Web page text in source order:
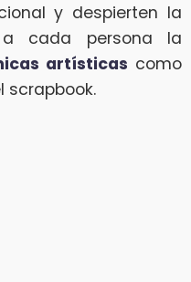
y despierten la
a cada persona la
artísticas como
scrapbook.